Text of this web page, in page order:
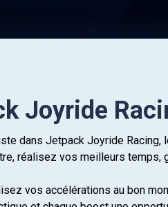
Joyride
dans Jetpack Joyride
réalisez vos meilleurs
vos accélérations au bon